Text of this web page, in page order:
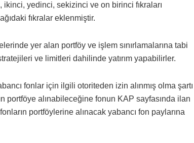
yedinci, sekizinci ve on birinci fıkraları
fıkralar eklenmiştir.
yer alan portföy ve işlem sınırlamalarına tabi
ve limitleri dahilinde yatırım yapabilirler.
fonlar için ilgili otoriteden izin alınmış olma şartı
portföye alınabileceğine fonun KAP sayfasında ilan
portföylerine alınacak yabancı fon paylarına